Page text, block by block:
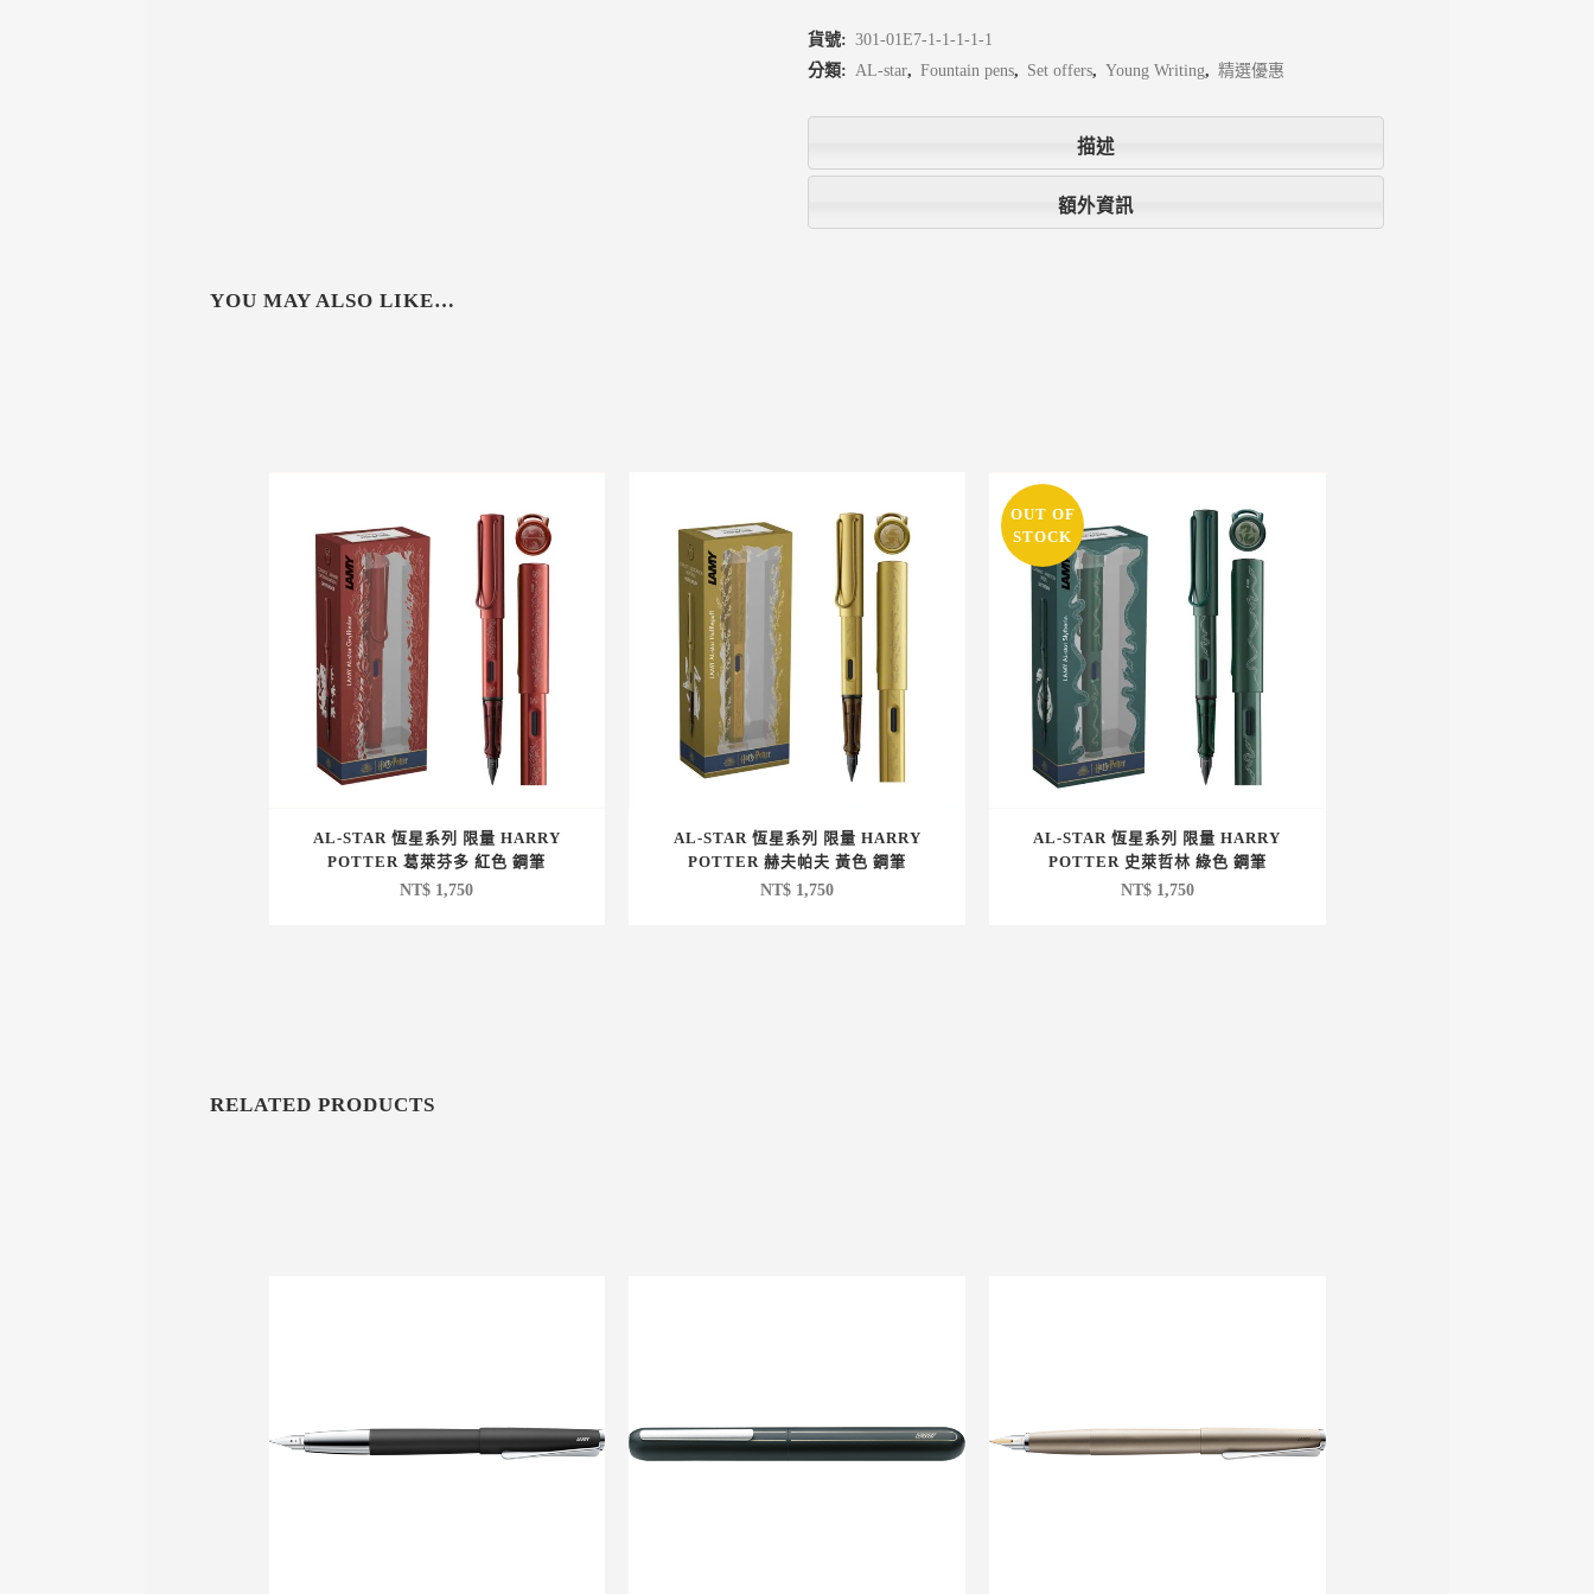
貨號: 301-01E7-1-1-1-1-1
分類: AL-star, Fountain pens, Set offers, Young Writing, 精選優惠
描述
額外資訊
YOU MAY ALSO LIKE…
AL-STAR 恆星系列 限量 HARRY
POTTER 葛萊芬多 紅色 鋼筆
NT$ 1,750
AL-STAR 恆星系列 限量 HARRY
POTTER 赫夫帕夫 黃色 鋼筆
NT$ 1,750
OUT OF
STOCK
AL-STAR 恆星系列 限量 HARRY
POTTER 史萊哲林 綠色 鋼筆
NT$1,750
RELATED PRODUCTS